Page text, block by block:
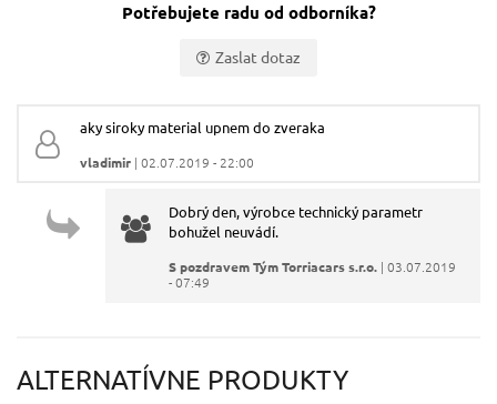
Potřebujete radu od odborníka?
Zaslat dotaz
Váš e-mail:
aky siroky material upnem do zveraka
vladimir | 02.07.2019 - 22:00
Dobrý den, výrobce technický parametr
bohužel neuvádí.
S pozdravem Tým Torriacars s.r.o. | 03.07.2019
- 07:49
ALTERNATÍVNE PRODUKTY